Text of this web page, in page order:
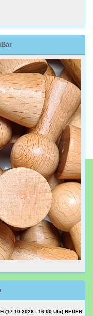
(17.10.2026 - 16.00 Uhr) NEUER